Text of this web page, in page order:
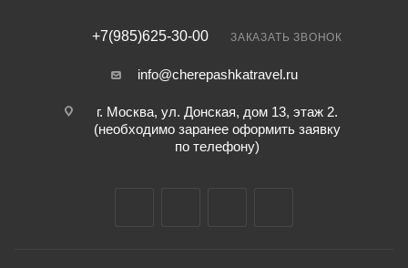
+7(985)625-30-00 ЗАКАЗАТЬ ЗВОНОК
info@cherepashkatravel.ru
г. Москва, ул. Донская, дом 13, этаж 2.
(необходимо заранее оформить заявку
по телефону)